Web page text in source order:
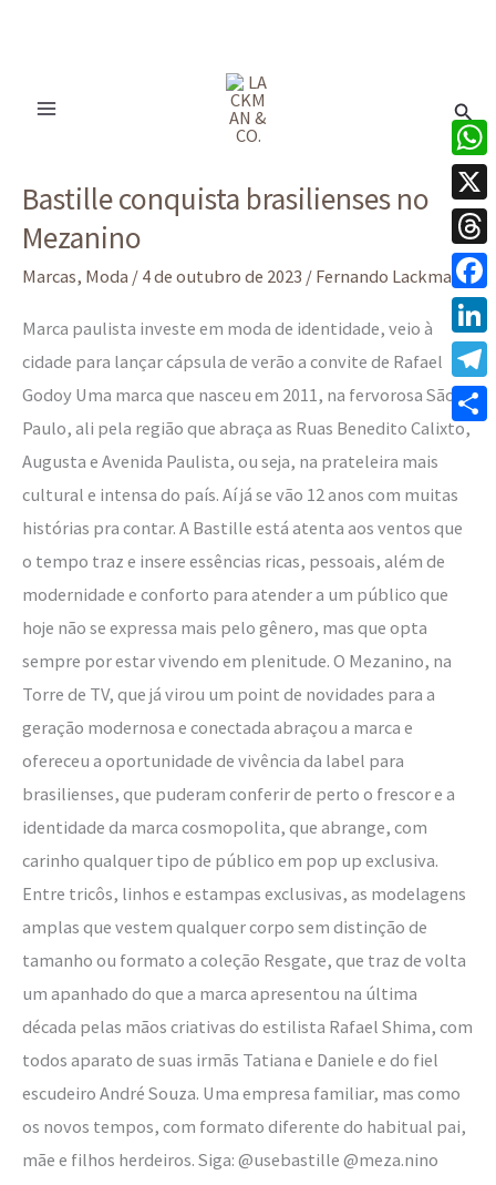
Bastille conquista brasilienses no
Mezanino
Marcas, Moda / 4 de outubro de 2023 / Fernando Lackman
Marca paulista investe em moda de identidade, veio à
cidade para lançar cápsula de verão a convite de Rafael
Godoy Uma marca que nasceu em 2011, na fervorosa São
Paulo, ali pela região que abraça as Ruas Benedito Calixto,
Augusta e Avenida Paulista, ou seja, na prateleira mais
cultural e intensa do país. Aí já se vão 12 anos com muitas
histórias pra contar. A Bastille está atenta aos ventos que
o tempo traz e insere essências ricas, pessoais, além de
modernidade e conforto para atender a um público que
hoje não se expressa mais pelo gênero, mas que opta
sempre por estar vivendo em plenitude. O Mezanino, na
Torre de TV, que já virou um point de novidades para a
geração modernosa e conectada abraçou a marca e
ofereceu a oportunidade de vivência da label para
brasilienses, que puderam conferir de perto o frescor e a
identidade da marca cosmopolita, que abrange, com
carinho qualquer tipo de público em pop up exclusiva.
Entre tricôs, linhos e estampas exclusivas, as modelagens
amplas que vestem qualquer corpo sem distinção de
tamanho ou formato a coleção Resgate, que traz de volta
um apanhado do que a marca apresentou na última
década pelas mãos criativas do estilista Rafael Shima, com
todos aparato de suas irmãs Tatiana e Daniele e do fiel
escudeiro André Souza. Uma empresa familiar, mas como
os novos tempos, com formato diferente do habitual pai,
mãe e filhos herdeiros. Siga: @usebastille @meza.nino
conquista
brasilienses
no
X
Share